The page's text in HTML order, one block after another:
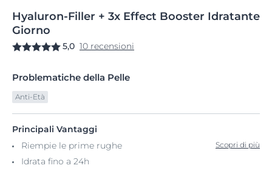
Hyaluron-Filler + 3x Effect Booster Idratante
Giorno
5,0 10 recensioni
Problematiche della Pelle
Anti-Età
Principali Vantaggi
Riempie le prime rughe
Idrata fino a 24h
Scopri di più